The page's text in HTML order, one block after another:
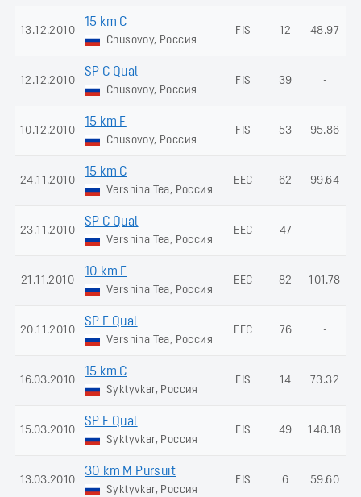
13.12.2010
15 km C
Chusovoy, Россия
FIS 12 48.97
12.12.2010
SP C Qual
Chusovoy, Россия
FIS 39 -
10.12.2010
15 km F
Chusovoy, Россия
FIS 53 95.86
24.11.2010
15 km C
Vershina Tea, Россия
EEC 62 99.64
23.11.2010
SP C Qual
Vershina Tea, Россия
EEC 47 -
21.11.2010
10 km F
Vershina Tea, Россия
EEC 82 101.78
20.11.2010
SP F Qual
Vershina Tea, Россия
EEC 76 -
16.03.2010
15 km C
Syktyvkar, Россия
FIS 14 73.32
15.03.2010
SP F Qual
Syktyvkar, Россия
FIS 49 148.18
13.03.2010
30 km M Pursuit
Syktyvkar, Россия
FIS 6 59.60